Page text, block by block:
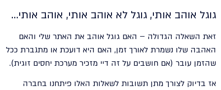
גוגל אוהב אותי, גוגל לא אוהב אותי, אוהב אותי…
זאת השאלה הגדולה – האם גוגל אוהב את האתר שלי והאם
האהבה שלו נשמרת לאורך זמן, האם היא דועכת או מתגברת ככל
שהזמן עובר (אם חושבים על זה דיי מזכיר מערכת יחסים זוגית).
אז בדיוק לצורך מתן תשובות לשאלות האלו פיתחנו בחברה